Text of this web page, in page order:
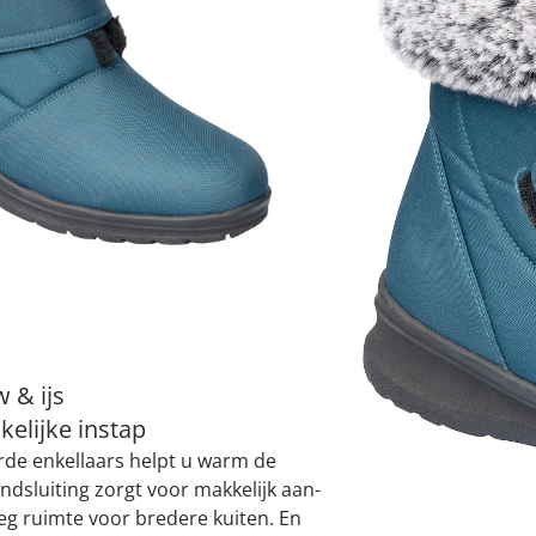
&
Geniale
nu
nu
jetzt
nu
nu
Variantblauw
Leverbaar binnen
& ijs
instap
enkellaars helpt u warm de
zorgt voor makkelijk aan-
ruimte voor bredere kuiten. En